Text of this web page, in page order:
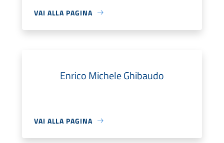
VAI ALLA PAGINA
Enrico Michele Ghibaudo
VAI ALLA PAGINA